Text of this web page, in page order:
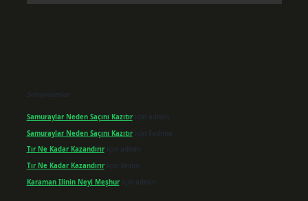
Son yorumlar
Samuraylar Neden Saçını Kazıtıriçin admin
Samuraylar Neden Saçını Kazıtıriçin Fadime
Tır Ne Kadar Kazandırıriçin admin
Tır Ne Kadar Kazandırıriçin Sevim
Karaman Ilinin Neyi Meşhuriçin admin